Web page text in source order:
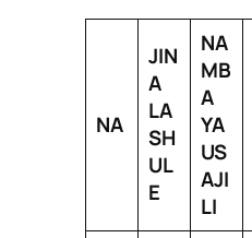
NA
JIN
A
LA
SH
UL
E
NA
MB
A
YA
US
AJI
LI